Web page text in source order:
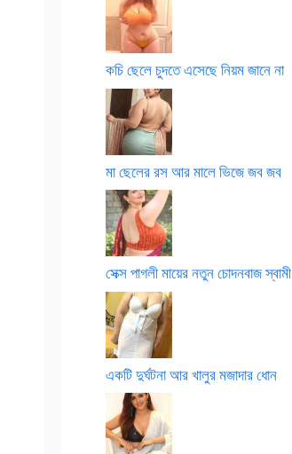
কচি ছেলে চুদতে এসেছে নিয়ম জানে না
মা ছেলের রস আর মালে ভিজে জব জব
সেক্স পাগলী মায়ের নতুন চোদনবাজ স্বামী
একটি দুর্ঘটনা আর খালুর মজাদার ধোন